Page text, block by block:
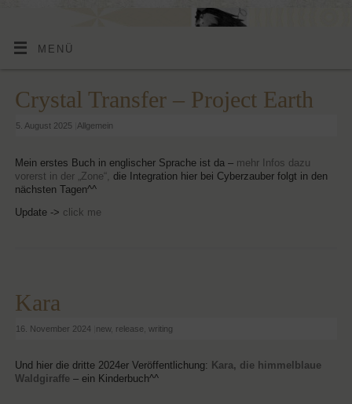
MENÜ
Crystal Transfer – Project Earth
5. August 2025 Allgemein
Mein erstes Buch in englischer Sprache ist da – mehr Infos dazu
vorerst in der „Zone“, die Integration hier bei Cyberzauber folgt in den
nächsten Tagen^^
Update -> click me
Kara
16. November 2024 new, release writing
Und hier die dritte 2024er Veröffentlichung: Kara, die himmelblaue
Waldgiraffe– ein Kinderbuch^^